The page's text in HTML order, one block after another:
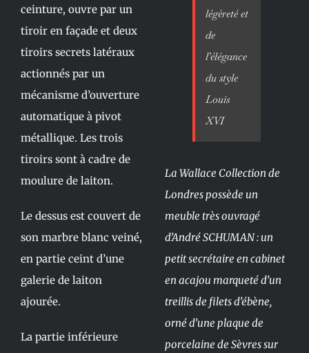
ceinture, ouvre par un
tiroir en façade et deux
tiroirs secrets latéraux
actionnés par un
mécanisme d’ouverture
automatique à pivot
métallique. Les trois
tiroirs sont à cadre de
moulure de laiton.
Le dessus est couvert de
son marbre blanc veiné,
en partie ceint d’une
galerie de laiton
ajourée.
La partie inférieure
légèreté et
de
l’élégance
du style
Louis
XVI
La Wallace Collection de
Londres possède un
meuble très ouvragé
d’André SCHUMAN : un
petit secrétaire en cabinet
en acajou marqueté d’un
treillis de filets d’ébène,
orné d’une plaque de
porcelaine de Sèvres sur